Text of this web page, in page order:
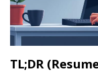
TL;DR